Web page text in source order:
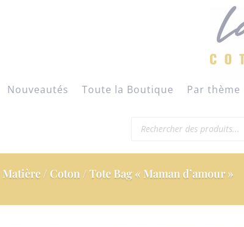
Nouveautés Toute la Boutique Par thème
de
Matière / Coton / Tote Bag « Maman d’amour »